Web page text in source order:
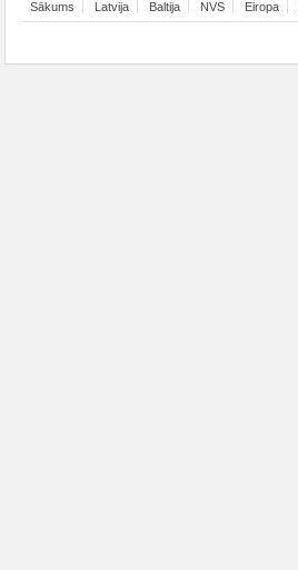
Sākums Latvija Baltija NVS Eiropa